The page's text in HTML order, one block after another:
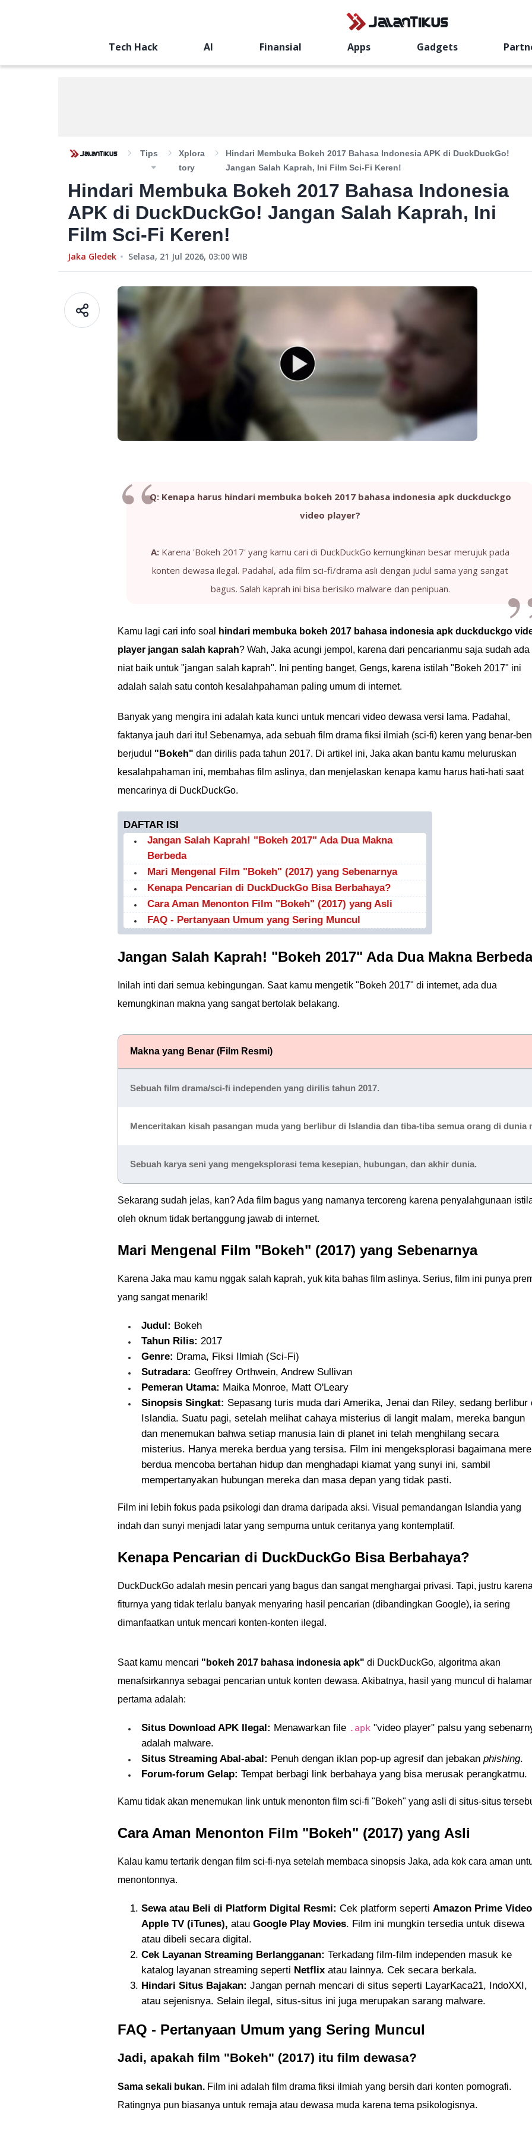
Tech Hack AI Finansial Apps Gadgets
Tips
Xplora
Tory
Hindari Membuka Bokeh 2017 Bahasa Indonesia APK di DuckDuckGo!
Jangan Salah Kaprah, Ini Film Sci-Fi Keren!
Hindari Membuka Bokeh 2017 Bahasa Indonesia
APK di DuckDuckGo! Jangan Salah Kaprah, Ini
Film Sci-Fi Keren!
Jaka Gledek Selasa, 21 Jul 2026, 03:00 WIB
Q: Kenapa harus hindari membuka bokeh 2017 bahasa indonesia apk duckduckgo
video player?
A: Karena 'Bokeh 2017' yang kamu cari di DuckDuckGo kemungkinan besar merujuk pada
konten dewasa ilegal. Padahal, ada film sci-fi/drama asli dengan judul sama yang sangat
bagus. Salah kaprah ini bisa berisiko malware dan penipuan.
Kamu lagi cari info soal
hindari membuka bokeh 2017 bahasa indonesia apk duckduckgo
player jangan salah kaprah? Wah, Jaka acungi jempol, karena dari pencarianmu saja sudah ada
niat baik untuk "jangan salah kaprah". Ini penting banget, Gengs, karena istilah "Bokeh 2017" ini
adalah salah satu contoh kesalahpahaman paling umum di internet.
Banyak yang mengira ini adalah kata kunci untuk mencari video dewasa versi lama. Padahal,
faktanya jauh dari itu! Sebenarnya, ada sebuah film drama fiksi ilmiah (sci-fi) keren yang benar-
berjudul "Bokeh" dan dirilis pada tahun 2017. Di artikel ini, Jaka akan bantu kamu meluruskan
kesalahpahaman ini, membahas film aslinya, dan menjelaskan kenapa kamu harus hati-hati saat
mencarinya di DuckDuckGo.
DAFTAR ISI
Jangan Salah Kaprah! "Bokeh 2017" Ada Dua Makna
Berbeda
Mari Mengenal Film "Bokeh" (2017) yang Sebenarnya
Kenapa Pencarian di DuckDuckGo Bisa Berbahaya?
Cara Aman Menonton Film "Bokeh" (2017) yang Asli
FAQ - Pertanyaan Umum yang Sering Muncul
Jangan Salah Kaprah! "Bokeh 2017" Ada Dua Makna Berbeda
Inilah inti dari semua kebingungan. Saat kamu mengetik "Bokeh 2017" di internet, ada dua
kemungkinan makna yang sangat bertolak belakang.
Makna yang Benar (Film Resmi)
Sebuah film drama/sci-fi independen yang dirilis tahun 2017.
Menceritakan kisah pasangan muda yang berlibur di Islandia dan tiba-tiba semua orang di dunia
Sebuah karya seni yang mengeksplorasi tema kesepian, hubungan, dan akhir dunia.
Sekarang sudah jelas, kan? Ada film bagus yang namanya tercoreng karena penyalahgunaan
oleh oknum tidak bertanggung jawab di internet.
Mari Mengenal Film "Bokeh" (2017) yang Sebenarnya
Karena Jaka mau kamu nggak salah kaprah, yuk kita bahas film aslinya. Serius, film ini punya
yang sangat menarik!
Judul: Bokeh
Tahun Rilis: 2017
Genre: Drama, Fiksi Ilmiah (Sci-Fi)
Sutradara: Geoffrey Orthwein, Andrew Sullivan
Pemeran Utama: Maika Monroe, Matt O'Leary
Sinopsis Singkat: Sepasang turis muda dari Amerika, Jenai dan Riley, sedang berlibur
Islandia. Suatu pagi, setelah melihat cahaya misterius di langit malam, mereka bangun
dan menemukan bahwa setiap manusia lain di planet ini telah menghilang secara
misterius. Hanya mereka berdua yang tersisa. Film ini mengeksplorasi bagaimana
berdua mencoba bertahan hidup dan menghadapi kiamat yang sunyi ini, sambil
mempertanyakan hubungan mereka dan masa depan yang tidak pasti.
Film ini lebih fokus pada psikologi dan drama daripada aksi. Visual pemandangan Islandia yang
indah dan sunyi menjadi latar yang sempurna untuk ceritanya yang kontemplatif.
Kenapa Pencarian di DuckDuckGo Bisa Berbahaya?
DuckDuckGo adalah mesin pencari yang bagus dan sangat menghargai privasi. Tapi, justru karena
fiturnya yang tidak terlalu banyak menyaring hasil pencarian (dibandingkan Google), ia sering
dimanfaatkan untuk mencari konten-konten ilegal.
Saat kamu mencari "bokeh 2017 bahasa indonesia apk" di DuckDuckGo, algoritma akan
menafsirkannya sebagai pencarian untuk konten dewasa. Akibatnya, hasil yang muncul di
pertama adalah:
Situs Download APK Ilegal: Menawarkan file .apk "video player" palsu yang
adalah malware.
Situs Streaming Abal-abal: Penuh dengan iklan pop-up agresif dan jebakan phishing.
Forum-forum Gelap: Tempat berbagi link berbahaya yang bisa merusak perangkatmu.
Kamu tidak akan menemukan link untuk menonton film sci-fi "Bokeh" yang asli di situs-situs
Cara Aman Menonton Film "Bokeh" (2017) yang Asli
Kalau kamu tertarik dengan film sci-fi-nya setelah membaca sinopsis Jaka, ada kok cara aman
menontonnya.
Sewa atau Beli di Platform Digital Resmi: Cek platform seperti Amazon Prime
Apple TV (iTunes), atau Google Play Movies. Film ini mungkin tersedia untuk disewa
atau dibeli secara digital.
Cek Layanan Streaming Berlangganan: Terkadang film-film independen masuk ke
katalog layanan streaming seperti Netflix atau lainnya. Cek secara berkala.
Hindari Situs Bajakan: Jangan pernah mencari di situs seperti LayarKaca21, IndoXXI,
atau sejenisnya. Selain ilegal, situs-situs ini juga merupakan sarang malware.
FAQ - Pertanyaan Umum yang Sering Muncul
Jadi, apakah film "Bokeh" (2017) itu film dewasa?
Sama sekali bukan. Film ini adalah film drama fiksi ilmiah yang bersih dari konten pornografi.
Ratingnya pun biasanya untuk remaja atau dewasa muda karena tema psikologisnya.